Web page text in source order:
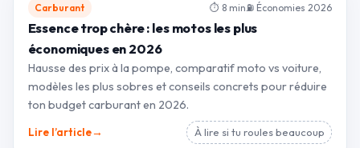
Carburant ⏱ 8 min ⛽ Économies 2026
Essence trop chère : les motos les plus
économiques en 2026
Hausse des prix à la pompe, comparatif moto vs voiture,
modèles les plus sobres et conseils concrets pour réduire
ton budget carburant en 2026.
Lire l’article→ À lire si tu roules beaucoup